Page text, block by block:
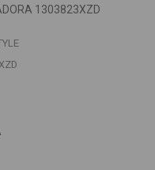
1303823XZD